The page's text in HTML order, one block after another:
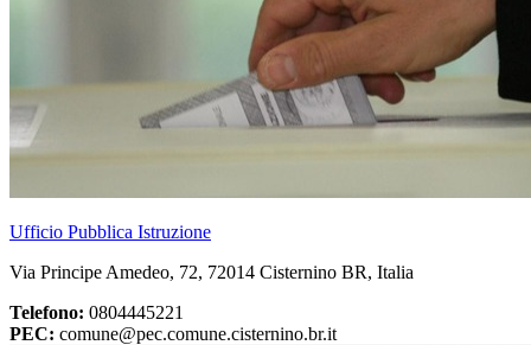
Ufficio Pubblica Istruzione
Via Principe Amedeo, 72, 72014 Cisternino BR, Italia
Telefono: 0804445221
PEC: comune@pec.comune.cisternino.br.it